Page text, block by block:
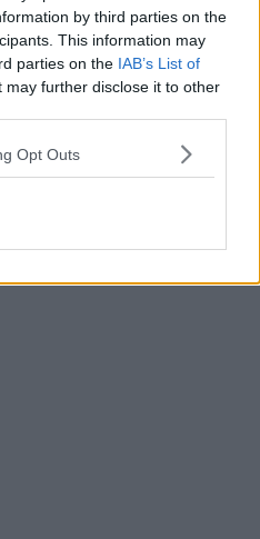
by third parties on the
This information may
parties on the IAB’s List of
may further disclose it to other
Opt Outs